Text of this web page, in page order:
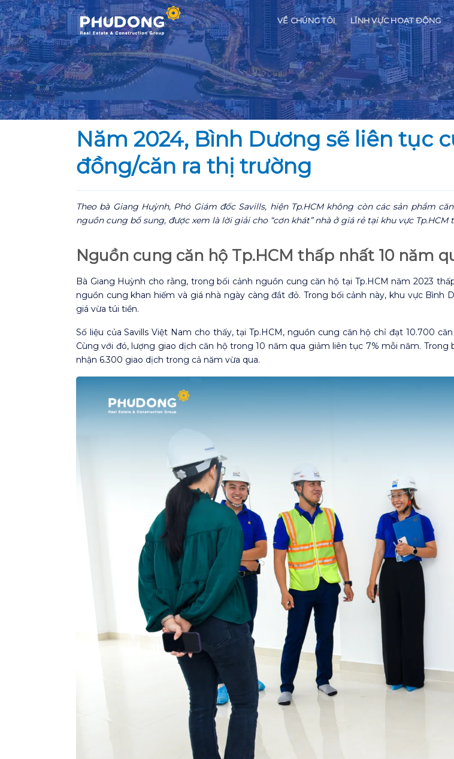
Skip
to
content
VỀ CHÚNG TÔI LĨNH VỰC HOẠT ĐỘNG
Năm 2024, Bình Dương sẽ liên tục
đồng/căn ra thị trường
Theo bà Giang Huỳnh, Phó Giám đốc Savills, hiện Tp.HCM không còn các sản phẩm
nguồn cung bổ sung, được xem là lời giải cho “cơn khát” nhà ở giá rẻ tại khu vực Tp.HCM
Nguồn cung căn hộ Tp.HCM thấp nhất 10 năm
Bà Giang Huỳnh cho rằng, trong bối cảnh nguồn cung căn hộ tại Tp.HCM năm 2023
nguồn cung khan hiếm và giá nhà ngày càng đắt đỏ. Trong bối cảnh này, khu vực
giá vừa túi tiền.
Số liệu của Savills Việt Nam cho thấy, tại Tp.HCM, nguồn cung căn hộ chỉ đạt 10.700
Cùng với đó, lượng giao dịch căn hộ trong 10 năm qua giảm liên tục 7% mỗi năm.
nhận 6.300 giao dịch trong cả năm vừa qua.